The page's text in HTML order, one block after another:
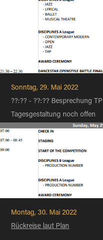
Sonntag, 29. Mai 2022
??:?? - ??:?? Besprechung
Tagesgestaltung noch offen​​​​​​​
Montag, 30. Mai 2022
Rückreise laut Plan